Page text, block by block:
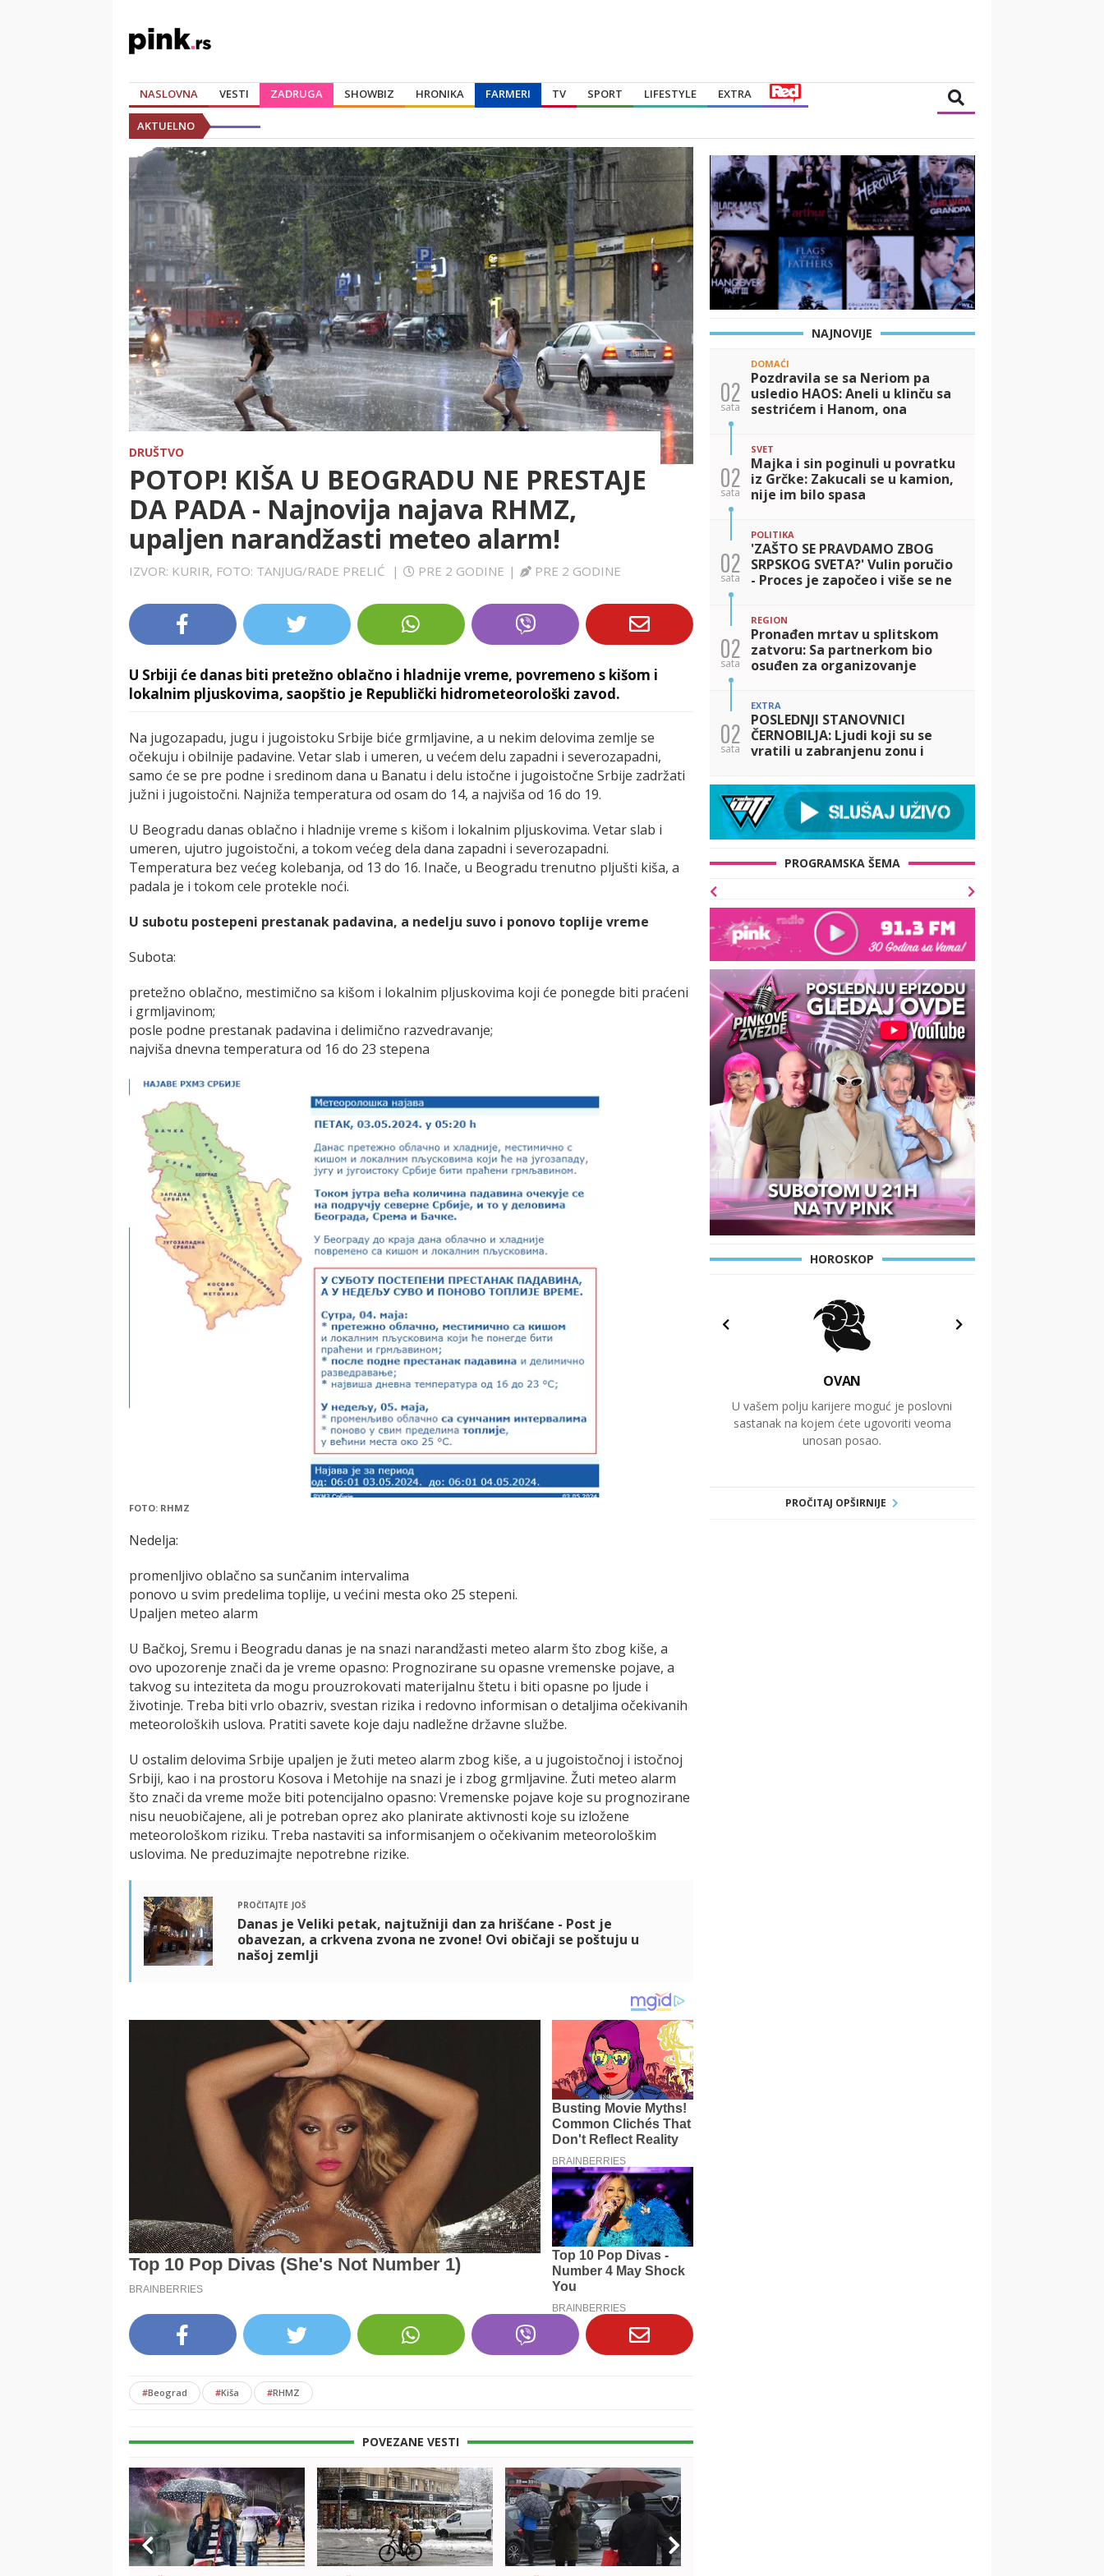
NASLOVNA VESTI ZADRUGA SHOWBIZ HRONIKA FARMERI TV SPORT LIFESTYLE EXTRA
AKTUELNO
DRUŠTVO
POTOP! KIŠA U BEOGRADU NE PRESTAJE
DA PADA - Najnovija najava RHMZ,
upaljen narandžasti meteo alarm!
IZVOR: KURIR, FOTO: TANJUG/RADE PRELIĆ | PRE 2 GODINE | PRE 2 GODINE
U Srbiji će danas biti pretežno oblačno i hladnije vreme, povremeno s kišom i
lokalnim pljuskovima, saopštio je Republički hidrometeorološki zavod.
Na jugozapadu, jugu i jugoistoku Srbije biće grmljavine, a u nekim delovima zemlje se
očekuju i obilnije padavine. Vetar slab i umeren, u većem delu zapadni i severozapadni,
samo će se pre podne i sredinom dana u Banatu i delu istočne i jugoistočne Srbije zadržati
južni i jugoistočni. Najniža temperatura od osam do 14, a najviša od 16 do 19.
U Beogradu danas oblačno i hladnije vreme s kišom i lokalnim pljuskovima. Vetar slab i
umeren, ujutro jugoistočni, a tokom većeg dela dana zapadni i severozapadni.
Temperatura bez većeg kolebanja, od 13 do 16. Inače, u Beogradu trenutno pljušti kiša, a
padala je i tokom cele protekle noći.
U subotu postepeni prestanak padavina, a nedelju suvo i ponovo toplije vreme
Subota:
pretežno oblačno, mestimično sa kišom i lokalnim plјuskovima koji će ponegde biti praćeni
i grmlјavinom;
posle podne prestanak padavina i delimično razvedravanje;
najviša dnevna temperatura od 16 do 23 stepena
FOTO: RHMZ
Nedelja:
promenlјivo oblačno sa sunčanim intervalima
ponovo u svim predelima toplije, u većini mesta oko 25 stepeni.
Upaljen meteo alarm
U Bačkoj, Sremu i Beogradu danas je na snazi narandžasti meteo alarm što zbog kiše, a
ovo upozorenje znači da je vreme opasno: Prognozirane su opasne vremenske pojave, a
takvog su inteziteta da mogu prouzrokovati materijalnu štetu i biti opasne po ljude i
životinje. Treba biti vrlo obazriv, svestan rizika i redovno informisan o detaljima očekivanih
meteoroloških uslova. Pratiti savete koje daju nadležne državne službe.
U ostalim delovima Srbije upaljen je žuti meteo alarm zbog kiše, a u jugoistočnoj i istočnoj
Srbiji, kao i na prostoru Kosova i Metohije na snazi je i zbog grmljavine. Žuti meteo alarm
što znači da vreme može biti potencijalno opasno: Vremenske pojave koje su prognozirane
nisu neuobičajene, ali je potreban oprez ako planirate aktivnosti koje su izložene
meteorološkom riziku. Treba nastaviti sa informisanjem o očekivanim meteorološkim
uslovima. Ne preduzimajte nepotrebne rizike.
pročitajte još
Danas je Veliki petak, najtužniji dan za hrišćane - Post je
obavezan, a crkvena zvona ne zvone! Ovi običaji se poštuju u
našoj zemlji
#Beograd #Kiša #RHMZ
POVEZANE VESTI
NAJNOVIJE
02
sata
DOMAĆI
Pozdravila se sa Neriom pa
usledio HAOS: Aneli u klinču sa
sestrićem i Hanom, ona
02
sata
SVET
Majka i sin poginuli u povratku
iz Grčke: Zakucali se u kamion,
nije im bilo spasa
02
sata
POLITIKA
'ZAŠTO SE PRAVDAMO ZBOG
SRPSKOG SVETA?' Vulin poručio
- Proces je započeo i više se ne
02
sata
REGION
Pronađen mrtav u splitskom
zatvoru: Sa partnerkom bio
osuđen za organizovanje
02
sata
EXTRA
POSLEDNJI STANOVNICI
ČERNOBILJA: Ljudi koji su se
vratili u zabranjenu zonu i
domove
PROGRAMSKA ŠEMA
HOROSKOP
OVAN
U vašem polju karijere moguć je poslovni
sastanak na kojem ćete ugovoriti veoma
unosan posao.
PROČITAJ OPŠIRNIJE